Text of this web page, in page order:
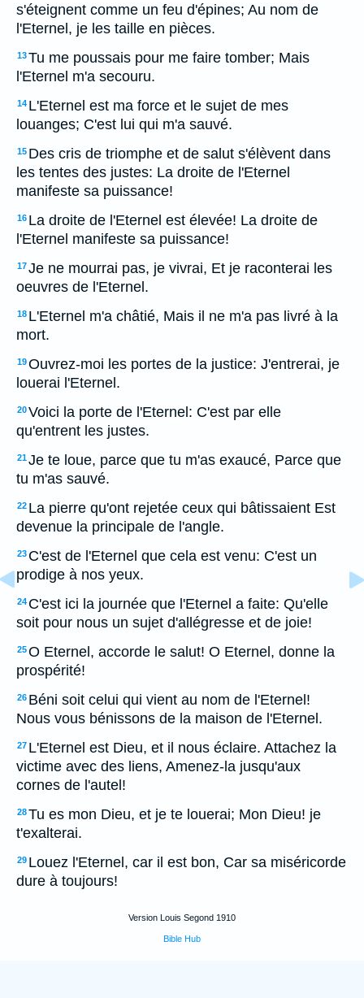
s'éteignent comme un feu d'épines; Au nom de
l'Eternel, je les taille en pièces.
13Tu me poussais pour me faire tomber; Mais
l'Eternel m'a secouru.
14 L'Eternel est ma force et le sujet de mes
louanges; C'est lui qui m'a sauvé.
15 Des cris de triomphe et de salut s'élèvent dans
les tentes des justes: La droite de l'Eternel
manifeste sa puissance!
16 La droite de l'Eternel est élevée! La droite de
l'Eternel manifeste sa puissance!
17Je ne mourrai pas, je vivrai, Et je raconterai les
oeuvres de l'Eternel.
18 L'Eternel m'a châtié, Mais il ne m'a pas livré à la
mort.
19Ouvrez-moi les portes de la justice: J'entrerai, je
louerai l'Eternel.
20Voici la porte de l'Eternel: C'est par elle
qu'entrent les justes.
21Je te loue, parce que tu m'as exaucé, Parce que
tu m'as sauvé.
22 La pierre qu'ont rejetée ceux qui bâtissaient Est
devenue la principale de l'angle.
23 C'est de l'Eternel que cela est venu: C'est un
prodige à nos yeux.
24 C'est ici la journée que l'Eternel a faite: Qu'elle
soit pour nous un sujet d'allégresse et de joie!
25O Eternel, accorde le salut! O Eternel, donne la
prospérité!
26 Béni soit celui qui vient au nom de l'Eternel!
Nous vous bénissons de la maison de l'Eternel.
27 L'Eternel est Dieu, et il nous éclaire. Attachez la
victime avec des liens, Amenez-la jusqu'aux
cornes de l'autel!
28Tu es mon Dieu, et je te louerai; Mon Dieu! je
t'exalterai.
29 Louez l'Eternel, car il est bon, Car sa miséricorde
dure à toujours!
Version Louis Segond 1910
Bible Hub